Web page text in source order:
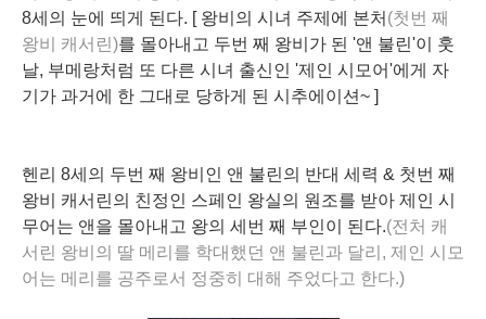
8세의 눈에 띄게 된다. [ 왕비의 시녀 주제에 본처 (첫번 째
왕비 캐서린)를 몰아내고 두번 째 왕비가 된 '앤 불린'이 훗
날, 부메랑처럼 또 다른 시녀 출신인 '제인 시모어'에게 자
기가 과거에 한 그대로 당하게 된 시추에이션~ ]
헨리 8세의 두번 째 왕비인 앤 불린의 반대 세력 & 첫번 째
왕비 캐서린의 친정인 스페인 왕실의 원조를 받아 제인 시
무어는 앤을 몰아내고 왕의 세번 째 부인이 된다.(전처 캐
서린 왕비의 딸 메리를 학대했던 앤 불린과 달리, 제인 시모
어는 메리를 공주로서 정중히 대해 주었다고 한다.)